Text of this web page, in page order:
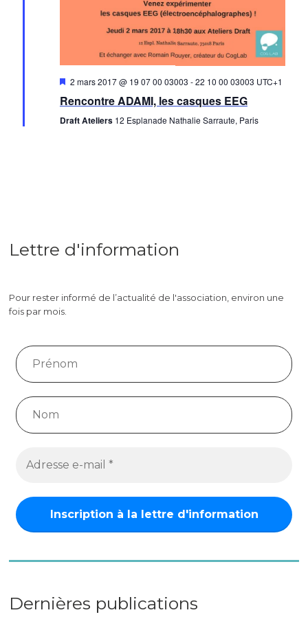
Mis
avant
2 mars 2017 @ 19 07 00 03003 -22 10 00 03003 UTC+1
Rencontre ADAMI, les casques EEG
Draft Ateliers 12 Esplanade Nathalie Sarraute, Paris
Lettre d'information
Pour rester informé de l’actualité de l'association, environ une
fois par mois.
Dernières publications